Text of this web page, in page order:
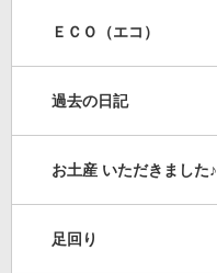
ＥＣＯ（エコ）
過去の日記
お土産 いただきました♪
足回り